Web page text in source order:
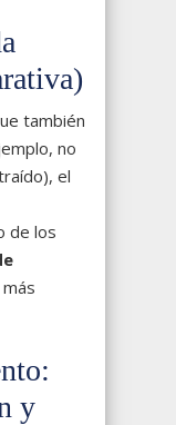
también
no
el
de los
y